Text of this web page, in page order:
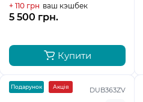
+ 110 грн ваш кэшбек
5 500 грн.
Купити
DUB363ZV
Подарунок Акція